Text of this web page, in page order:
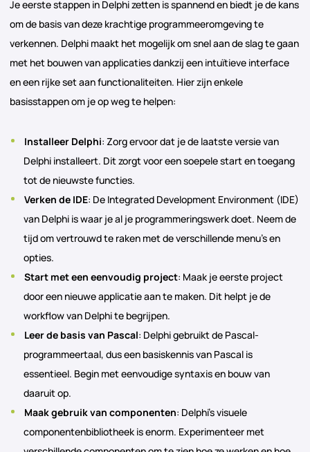
Je eerste stappen in Delphi zetten is spannend en biedt je de kans
om de basis van deze krachtige programmeeromgeving te
verkennen. Delphi maakt het mogelijk om snel aan de slag te gaan
met het bouwen van applicaties dankzij een intuïtieve interface
en een rijke set aan functionaliteiten. Hier zijn enkele
basisstappen om je op weg te helpen:
Installeer Delphi: Zorg ervoor dat je de laatste versie van
Delphi installeert. Dit zorgt voor een soepele start en toegang
tot de nieuwste functies.
Verken de IDE: De Integrated Development Environment (IDE)
van Delphi is waar je al je programmeringswerk doet. Neem de
tijd om vertrouwd te raken met de verschillende menu’s en
opties.
Start met een eenvoudig project: Maak je eerste project
door een nieuwe applicatie aan te maken. Dit helpt je de
workflow van Delphi te begrijpen.
Leer de basis van Pascal: Delphi gebruikt de Pascal-
programmeertaal, dus een basiskennis van Pascal is
essentieel. Begin met eenvoudige syntaxis en bouw van
daaruit op.
Maak gebruik van componenten: Delphi’s visuele
componentenbibliotheek is enorm. Experimenteer met